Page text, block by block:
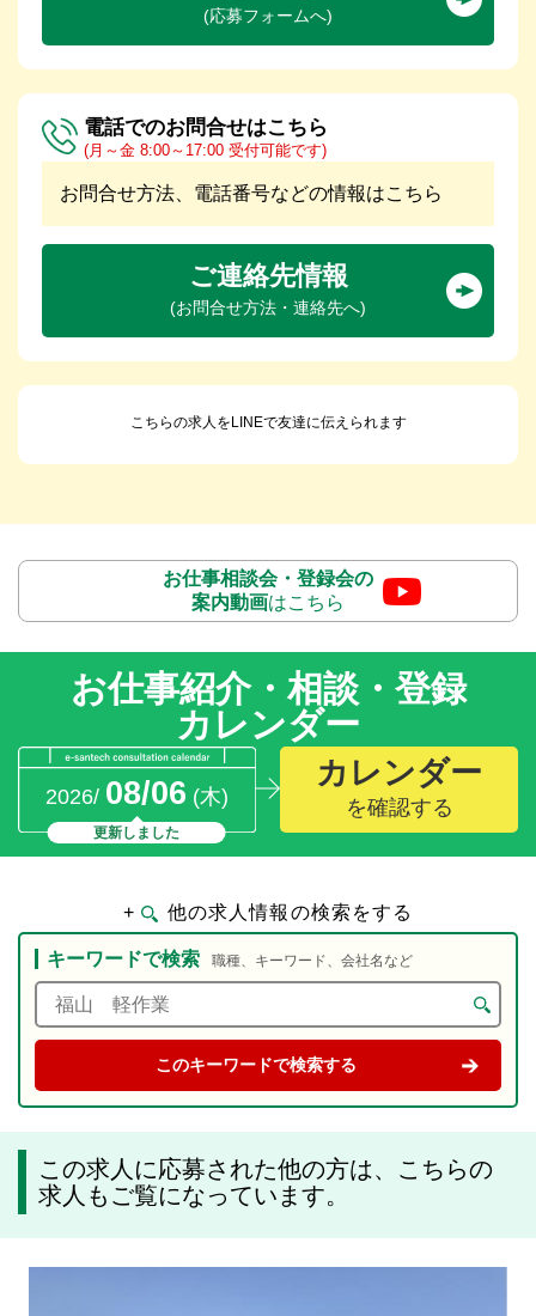
(応募フォームへ)
電話でのお問合せはこちら
(月～金 8:00～17:00 受付可能です)
お問合せ方法、電話番号などの情報はこちら
ご連絡先情報
(お問合せ方法・連絡先へ)
こちらの求人をLINEで友達に伝えられます
お仕事相談会・登録会の
案内動画はこちら
お仕事紹介・相談・登録
カレンダー
2026/ 08/06 (木)
更新しました
カレンダー
を確認する
+ 他の求人情報の検索をする
キーワードで検索 職種、キーワード、会社名など
この求人に応募された他の方は、こちらの
求人もご覧になっています。